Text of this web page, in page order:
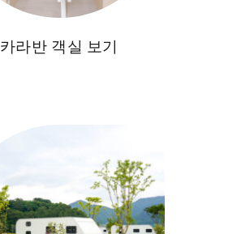
카라반 객실 보기